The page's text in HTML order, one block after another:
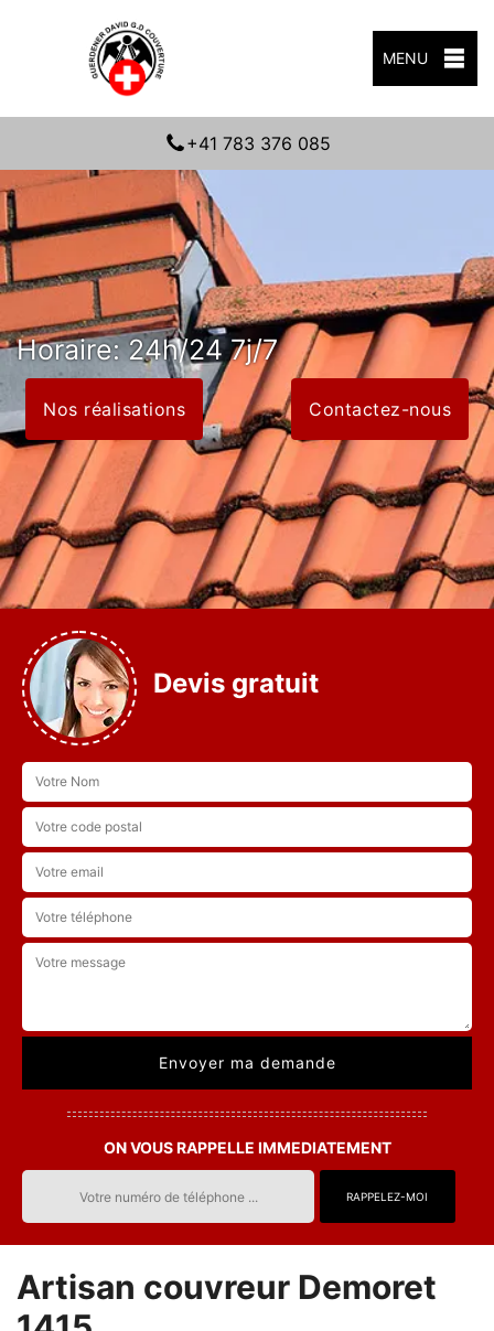
MENU
+41 783 376 085
Horaire: 24h/24 7j/7
Nos réalisations Contactez-nous
Devis gratuit
ON VOUS RAPPELLE IMMEDIATEMENT
Artisan couvreur Demoret